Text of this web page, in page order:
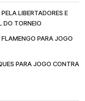
LIBERTADORES E
DO TORNEIO
PARA JOGO
PARA JOGO CONTRA